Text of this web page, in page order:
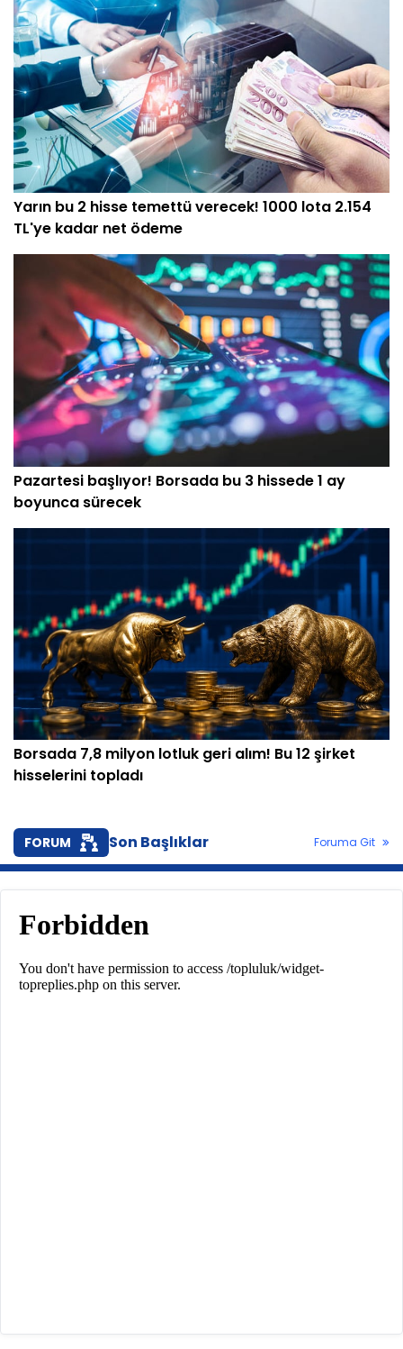
Yarın bu 2 hisse temettü verecek! 1000 lota 2.154
TL'ye kadar net ödeme
Pazartesi başlıyor! Borsada bu 3 hissede 1 ay
boyunca sürecek
Borsada 7,8 milyon lotluk geri alım! Bu 12 şirket
hisselerini topladı
FORUM Son Başlıklar Foruma Git